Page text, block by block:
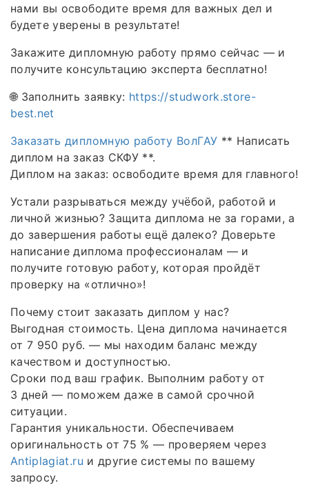
нами вы освободите время для важных дел и
будете уверены в результате!
Закажите дипломную работу прямо сейчас — и
получите консультацию эксперта бесплатно!
🌐 Заполнить заявку: https://studwork.store-
best.net
Заказать дипломную работу ВолГАУ ** Написать
диплом на заказ СКФУ **.
Диплом на заказ: освободите время для главного!
Устали разрываться между учёбой, работой и
личной жизнью? Защита диплома не за горами, а
до завершения работы ещё далеко? Доверьте
написание диплома профессионалам — и
получите готовую работу, которая пройдёт
проверку на «отлично»!
Почему стоит заказать диплом у нас?
Выгодная стоимость. Цена диплома начинается
от 7 950 руб. — мы находим баланс между
качеством и доступностью.
Сроки под ваш график. Выполним работу от
3 дней — поможем даже в самой срочной
ситуации.
Гарантия уникальности. Обеспечиваем
оригинальность от 75 % — проверяем через
Antiplagiat.ru и другие системы по вашему
запросу.